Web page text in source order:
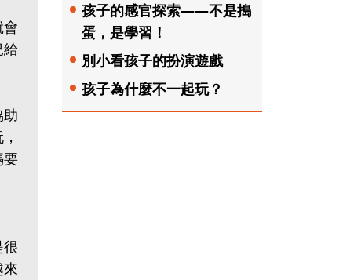
要
孩子的感官探索——不是搗
蛋，是學習！
別小看孩子的扮演遊戲
孩子為什麼不一起玩？